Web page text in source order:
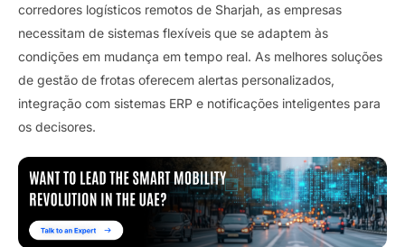
corredores logísticos remotos de Sharjah, as empresas
necessitam de sistemas flexíveis que se adaptem às
condições em mudança em tempo real. As melhores soluções
de gestão de frotas oferecem alertas personalizados,
integração com sistemas ERP e notificações inteligentes para
os decisores.